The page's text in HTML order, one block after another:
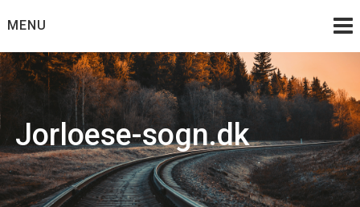
toMENU
Jorloese-sogn.dk